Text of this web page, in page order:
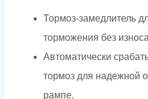
Тормоз-замедлитель
торможения без
Автоматически
тормоз для надежной
рампе.